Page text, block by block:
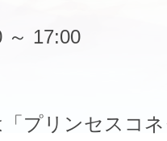
～ 17:00
プリンセスコ